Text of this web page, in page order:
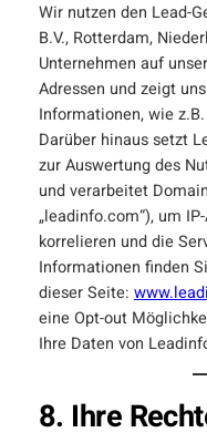
Wir nutzen den Lead-
B.V., Rotterdam,
Unternehmen auf
Adressen und zeigt
Informationen, wie
Darüber hinaus setzt
zur Auswertung des
und verarbeitet
„leadinfo.com“), um
korrelieren und die
Informationen finden
dieser Seite:
eine Opt-out
Ihre Daten von
8. Ihre